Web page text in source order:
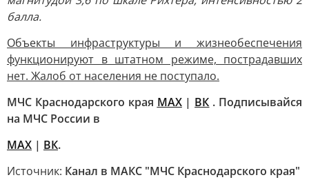
балла.
Объекты инфраструктуры и жизнеобеспечения
функционируют в штатном режиме, пострадавших
нет. Жалоб от населения не поступало.
МЧС Краснодарского края МАХ| ВК . Подписывайся
на МЧС России в
MAX | ВК.
Источник: Канал в МАКС "МЧС Краснодарского края"